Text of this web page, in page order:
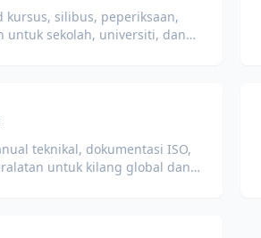
kursus, silibus, peperiksaan,
untuk sekolah, universiti, dan
teknikal, dokumentasi ISO,
untuk kilang global dan